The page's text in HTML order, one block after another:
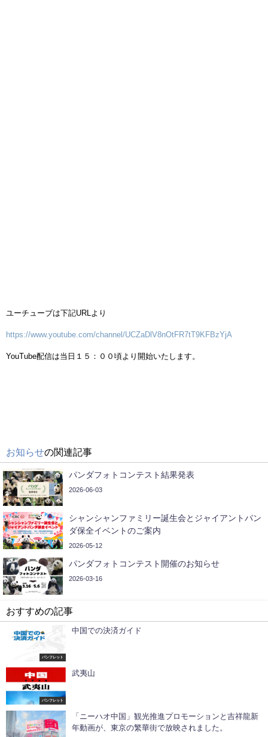
ユーチューブは下記URLより
https://www.youtube.com/channel/UCZaDlV8nOtFR7tT9KFBzYjA
YouTube配信は当日１５：００頃より開始いたします。
お知らせの関連記事
パンダフォトコンテスト結果発表
2026-06-03
シャンシャンファミリー誕生会とジャイアントパン
ダ保全イベントのご案内
2026-05-12
パンダフォトコンテスト開催のお知らせ
2026-03-16
おすすめの記事
パンフレット
中国での決済ガイド
パンフレット
武夷山
「ニーハオ中国」観光推進プロモーションと吉祥龍新
年動画が、東京の繁華街で放映されました。